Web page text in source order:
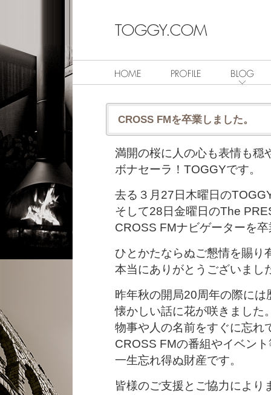
CROSS FMを卒業しました。
満開の桜に人の心も表情も穏
ボナセーラ！TOGGYです。
去る３月27日木曜日の
そして28日金曜日のThe
CROSS FMナビゲーターを
ひとかたならぬご懇情を賜り
本当にありがとうございまし
昨年秋の開局20周年の際に
懐かしい話に花が咲きました
物事や人の名前をすぐに忘
CROSS FMの番組やイベン
一生忘れ得ぬ財産です。
皆様のご支援とご協力により